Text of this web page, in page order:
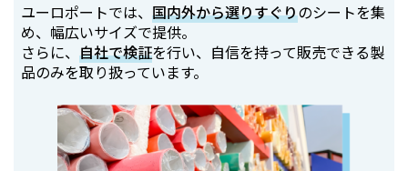
ユーロポートでは、国内外から選りすぐりのシートを集
め、幅広いサイズで提供。
さらに、自社で検証を行い、自信を持って販売できる製
品のみを取り扱っています。